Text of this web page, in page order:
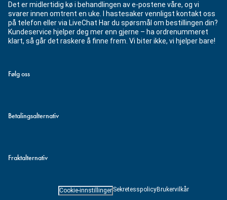
Det er midlertidig kø i behandlingen av e-postene våre, og vi
svarer innen omtrent en uke. I hastesaker vennligst kontakt oss
på telefon eller via LiveChat Har du spørsmål om bestillingen din?
Kundeservice hjelper deg mer enn gjerne – ha ordrenummeret
klart, så går det raskere å finne frem. Vi biter ikke, vi hjelper bare!
Følg oss
Betalingsalternativ
Fraktalternativ
Cookie-innstillinger SekretesspolicyBrukervilkår